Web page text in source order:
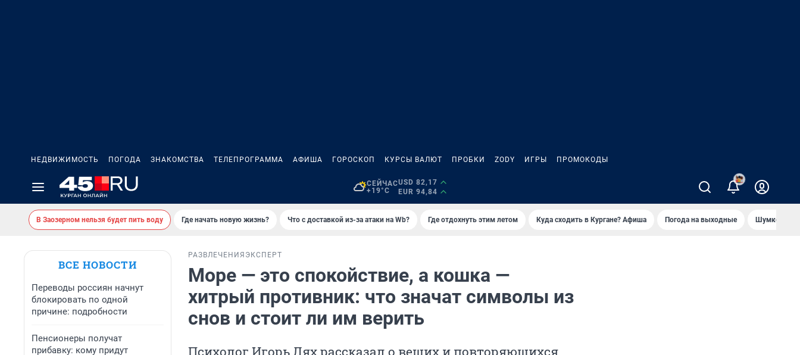
НЕДВИЖИМОСТЬ ПОГОДА ЗНАКОМСТВА ТЕЛЕПРОГРАММА АФИША ГОРОСКОП КУРСЫ ВАЛЮТ ПРОБКИ ZODY ИГРЫ ПРОМОКОДЫ
СЕЙЧАС
+19°C
USD 82,17
EUR 94,84
В Заозерном нельзя будет пить воду Где начать новую жизнь? Что с доставкой из-за атаки на Wb? Где отдохнуть этим летом Куда сходить в Кургане? Афиша Погода на выходные Шумков в
ВСЕ НОВОСТИ
Переводы россиян начнут
блокировать по одной
причине: подробности
Пенсионеры получат
прибавку: кому придут
РАЗВЛЕЧЕНИЯ ЭКСПЕРТ
Море — это спокойствие, а кошка —
хитрый противник: что значат символы из
снов и стоит ли им верить
Психолог Игорь Лях рассказал о вещих и повторяющихся